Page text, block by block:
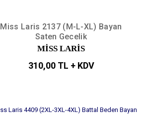
Miss Laris 2137 (M-L-XL) Bayan
Saten Gecelik
MİSS LARİS
310,00 TL + KDV